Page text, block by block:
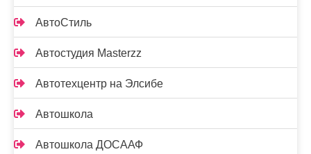
АвтоСтиль
Автостудия Masterzz
Автотехцентр на Элсибе
Автошкола
Автошкола ДОСААФ